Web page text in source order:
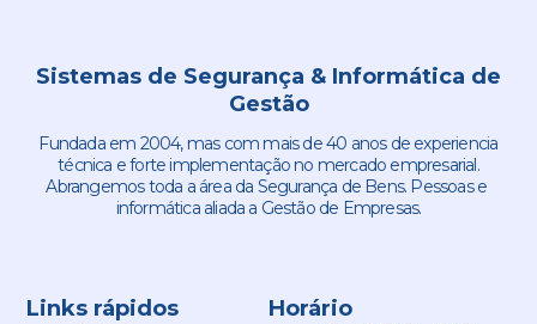
Sistemas de Segurança & Informática de
Gestão
Fundada em 2004, mas com mais de 40 anos de experiencia
técnica e forte implementação no mercado empresarial.
Abrangemos toda a área da Segurança de Bens. Pessoas e
informática aliada a Gestão de Empresas.
Links rápidos Horário